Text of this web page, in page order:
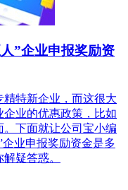
”企业申报奖励资
特新企业，而这很大
业的优惠政策，比如
下面就让公司宝小编
业申报奖励资金是多
疑答惑。